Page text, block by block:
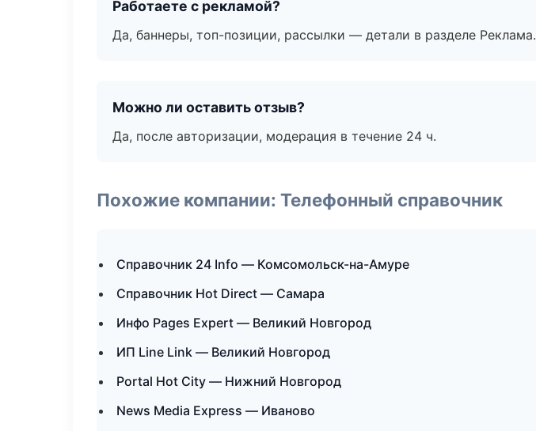
Работаете с рекламой?
Да, баннеры, топ-позиции, рассылки — детали в разделе Реклама.
Можно ли оставить отзыв?
Да, после авторизации, модерация в течение 24 ч.
Похожие компании: Телефонный справочник
Справочник 24 Info — Комсомольск-на-Амуре
Справочник Hot Direct — Самара
Инфо Pages Expert — Великий Новгород
ИП Line Link — Великий Новгород
Portal Hot City — Нижний Новгород
News Media Express — Иваново